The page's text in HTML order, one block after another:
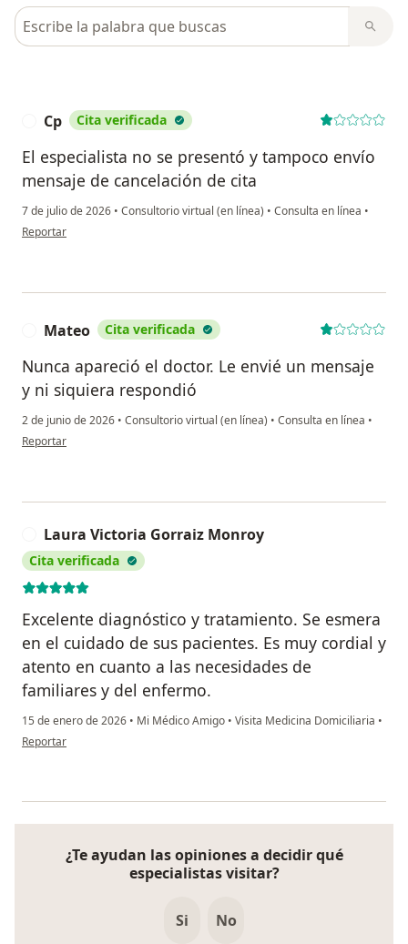
Busca en opiniones
Cp Cita verificada
El especialista no se presentó y tampoco envío
mensaje de cancelación de cita
7 de julio de 2026 • Consultorio virtual (en línea) • Consulta en línea •
en opinión del usuario Cp
Reportar
Mateo Cita verificada
Nunca apareció el doctor. Le envié un mensaje
y ni siquiera respondió
2 de junio de 2026 • Consultorio virtual (en línea) • Consulta en línea •
en opinión del usuario Mateo
Reportar
Laura Victoria Gorraiz Monroy
Cita verificada
Excelente diagnóstico y tratamiento. Se esmera
en el cuidado de sus pacientes. Es muy cordial y
atento en cuanto a las necesidades de
familiares y del enfermo.
15 de enero de 2026 • Mi Médico Amigo • Visita Medicina Domiciliaria •
en opinión del usuario Laura Victoria Gorraiz Monroy
Reportar
¿Te ayudan las opiniones a decidir qué
especialistas visitar?
Si No